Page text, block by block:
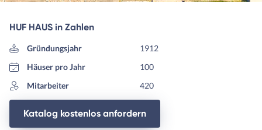
HUF HAUS in Zahlen
Gründungsjahr
1912
Häuser pro Jahr
100
Mitarbeiter
420
Katalog kostenlos anfordern